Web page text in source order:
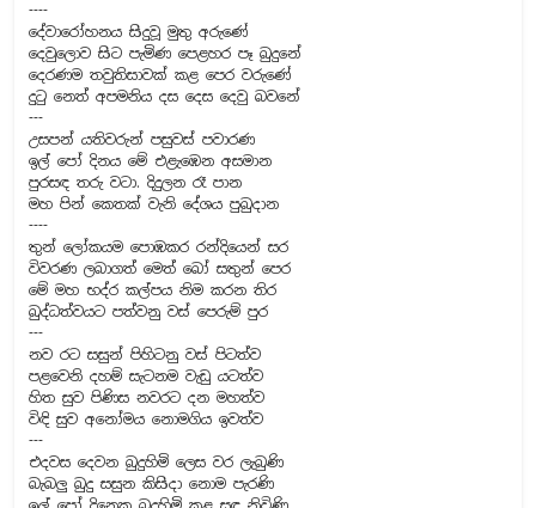
----
දේවාරෝහනය සිදුවූ මුතු අරුණේ
දෙවුලොව සිට පැමිණ පෙළහර පෑ බුදුනේ
දෙරණම තවුතිසාවක් කළ පෙර වරුණේ
දුටු නෙත් අපමනිය දස දෙස දෙවු බවනේ
---
උසපන් යතිවරුන් පසුවස් පවාරණ
ඉල් පෝ දිනය මේ එළැඹෙන අසමාන
පුරසඳ තරු වටා. දිදුලන රෑ පාන
මහ පින් කෙතක් වැනි දේශය පුබුදාන
----
තුන් ලෝකයම පොඹකර රන්දියෙන් සර
විවරණ ලබාගත් මෙත් බෝ සතුන් පෙර
මේ මහ භද්ර කල්පය නිම කරන තිර
බුද්ධත්වයට පත්වනු වස් පෙරුම් පුර
---
නව රට සසුන් පිහිටනු වස් පිටත්ව
පළවෙනි දහම් සැටනම වැඩු යටත්ව
හිත සුව පිණිස නවරට දන මහත්ව
විඳි සුව අනෝමය නොමගිය ඉවත්ව
---
එදවස දෙවන බුදුහිමි ලෙස වර ලැබුණි
බැබලු බුදු සසුන කිසිදා නොම පැරණි